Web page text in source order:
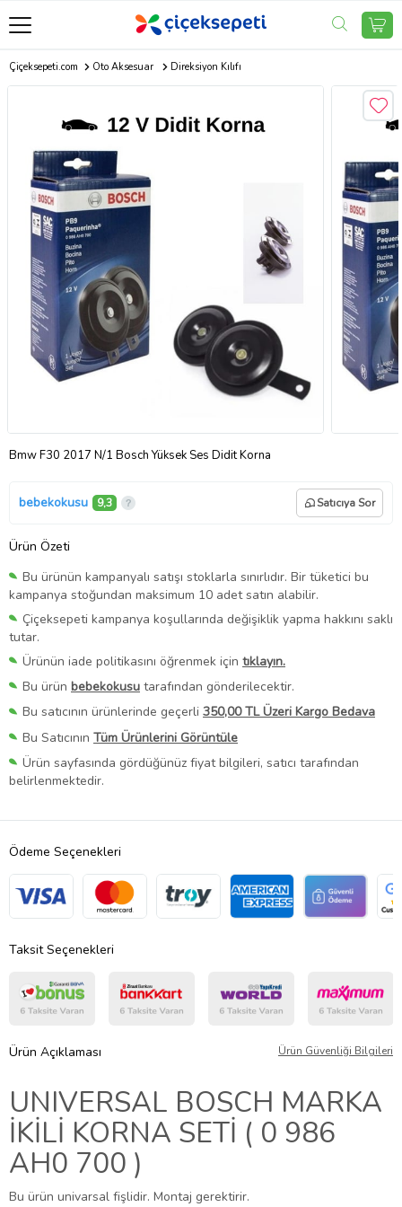
Çiçeksepeti.com Oto Aksesuar Direksiyon Kılıfı
Bmw F30 2017 N/1 Bosch Yüksek Ses Didit Korna
bebekokusu 9,3 Satıcıya Sor
Ürün Özeti
Bu ürünün kampanyalı satışı stoklarla sınırlıdır. Bir tüketici bu
kampanya stoğundan maksimum 10 adet satın alabilir.
Çiçeksepeti kampanya koşullarında değişiklik yapma hakkını saklı
tutar.
Ürünün iade politikasını öğrenmek için tıklayın.
Bu ürün bebekokusu tarafından gönderilecektir.
Bu satıcının ürünlerinde geçerli 350,00 TL Üzeri Kargo Bedava
Bu Satıcının Tüm Ürünlerini Görüntüle
Ürün sayfasında gördüğünüz fiyat bilgileri, satıcı tarafından
belirlenmektedir.
Ödeme Seçenekleri
Taksit Seçenekleri
Ürün Açıklaması Ürün Güvenliği Bilgileri
UNIVERSAL BOSCH MARKA
İKİLİ KORNA SETİ ( 0 986
AH0 700 )
Bu ürün univarsal fişlidir. Montaj gerektirir.